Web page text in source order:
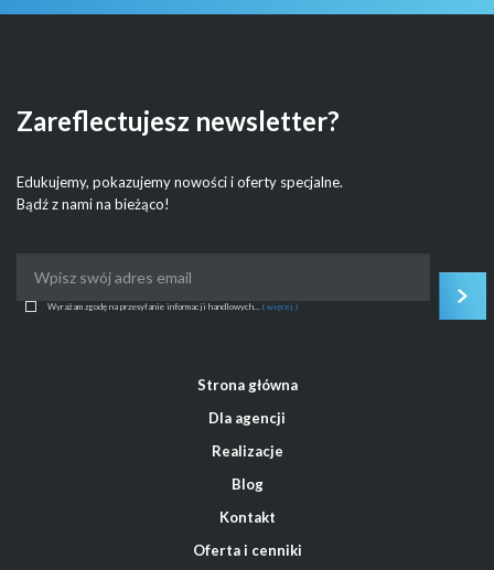
Zareflectujesz newsletter?
Edukujemy, pokazujemy nowości i oferty specjalne.
Bądź z nami na bieżąco!
Wyrażam zgodę na przesyłanie informacji handlowych... ( więcej )
Strona główna
Dla agencji
Realizacje
Blog
Kontakt
Oferta i cenniki